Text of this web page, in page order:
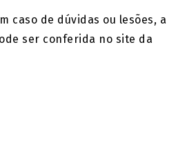
caso de dúvidas ou lesões, a
ser conferida no site da